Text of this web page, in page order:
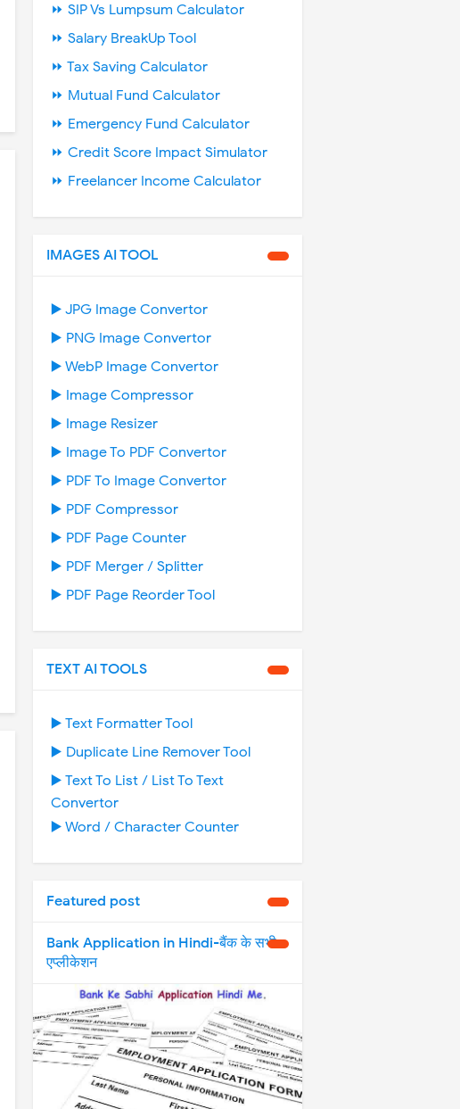
⏩ SIP Vs Lumpsum Calculator
⏩ Salary BreakUp Tool
⏩ Tax Saving Calculator
⏩ Mutual Fund Calculator
⏩ Emergency Fund Calculator
⏩ Credit Score Impact Simulator
⏩ Freelancer Income Calculator
IMAGES AI TOOL
▶️ JPG Image Convertor
▶️ PNG Image Convertor
▶️ WebP Image Convertor
▶️ Image Compressor
▶️ Image Resizer
▶️ Image To PDF Convertor
▶️ PDF To Image Convertor
▶️ PDF Compressor
▶️ PDF Page Counter
▶️ PDF Merger / Splitter
▶️ PDF Page Reorder Tool
TEXT AI TOOLS
▶️ Text Formatter Tool
▶️ Duplicate Line Remover Tool
▶️ Text To List / List To Text
Convertor
▶️ Word / Character Counter
Featured post
Bank Application in Hindi-बैंक के सभी
एप्लीकेशन